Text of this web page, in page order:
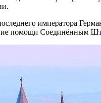
императора
помощи Соединённым